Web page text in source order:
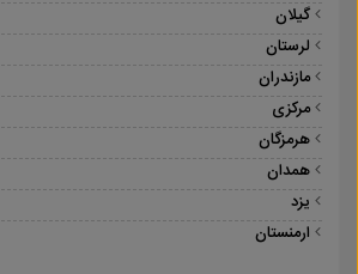
گیلان
لرستان
مازندران
مرکزی
هرمزگان
همدان
یزد
ارمنستان